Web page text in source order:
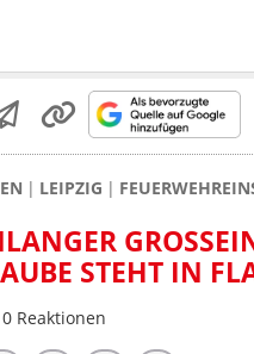
LEIPZIG
STEHT IN
0 Reaktionen